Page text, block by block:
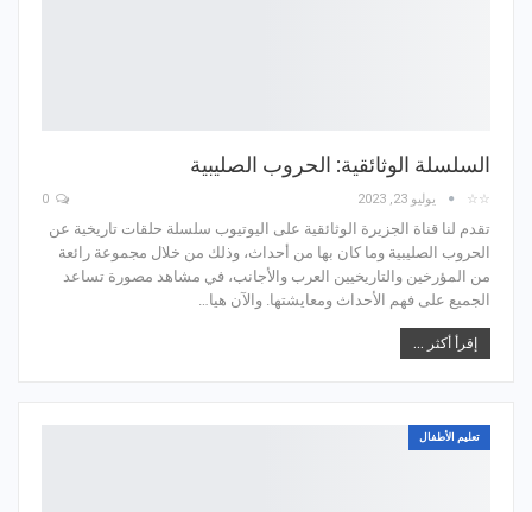
السلسلة الوثائقية: الحروب الصليبية
☆☆ يوليو 23, 2023
تقدم لنا قناة الجزيرة الوثائقية على اليوتيوب سلسلة حلقات تاريخية عن
الحروب الصليبية وما كان بها من أحداث، وذلك من خلال مجموعة رائعة
من المؤرخين والتاريخيين العرب والأجانب، في مشاهد مصورة تساعد
الجميع على فهم الأحداث ومعايشتها. والآن هيا…
إقرأ أكثر ...
تعليم الأطفال